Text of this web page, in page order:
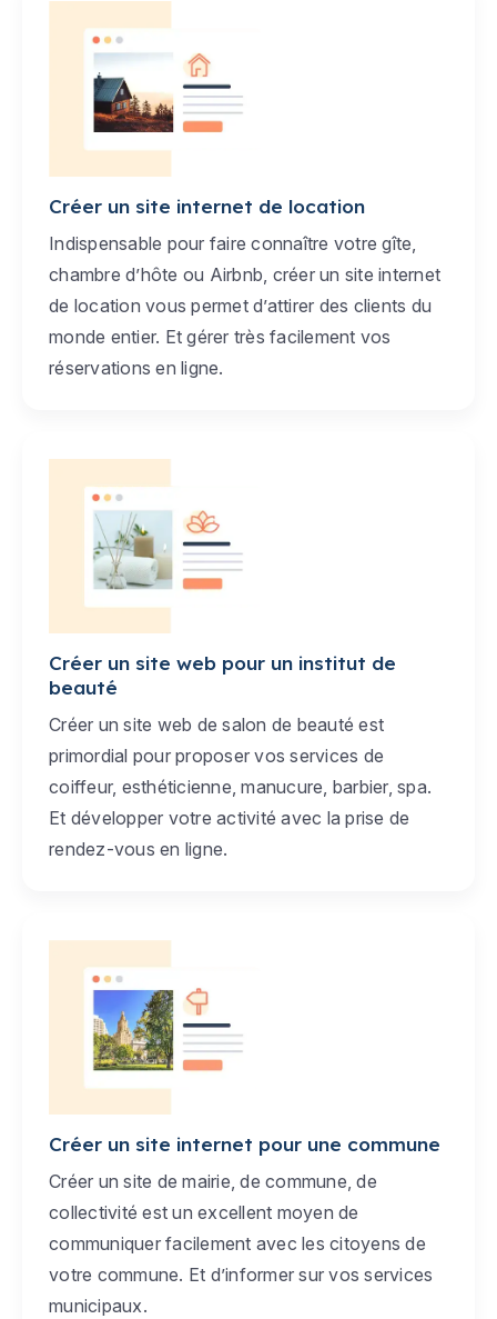
Créer un site internet de location
Indispensable pour faire connaître votre gîte,
chambre d’hôte ou Airbnb, créer un site internet
de location vous permet d’attirer des clients du
monde entier. Et gérer très facilement vos
réservations en ligne.
Créer un site web pour un institut de
beauté
Créer un site web de salon de beauté est
primordial pour proposer vos services de
coiffeur, esthéticienne, manucure, barbier, spa.
Et développer votre activité avec la prise de
rendez-vous en ligne.
Créer un site internet pour une commune
Créer un site de mairie, de commune, de
collectivité est un excellent moyen de
communiquer facilement avec les citoyens de
votre commune. Et d’informer sur vos services
municipaux.